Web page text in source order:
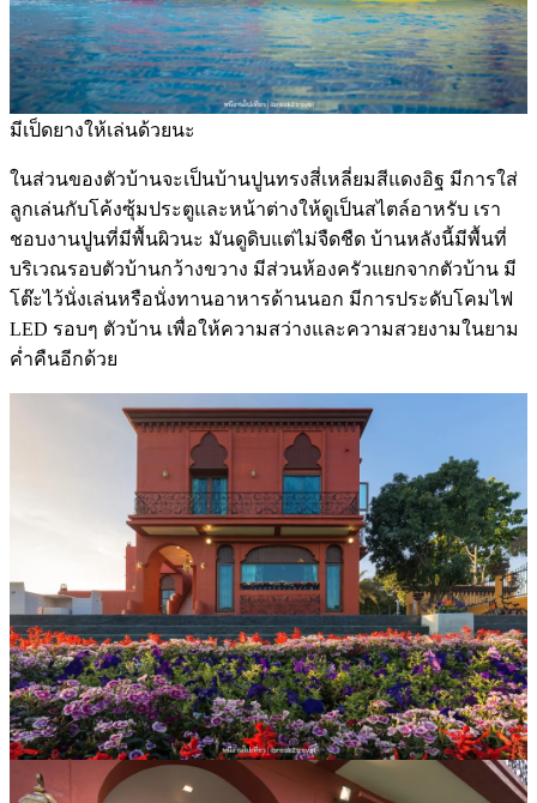
มีเป็ดยางให้เล่นด้วยนะ
ในส่วนของตัวบ้านจะเป็นบ้านปูนทรงสี่เหลี่ยมสีแดงอิฐ มีการใส่
ลูกเล่นกับโค้งซุ้มประตูและหน้าต่างให้ดูเป็นสไตล์อาหรับ เรา
ชอบงานปูนที่มีพื้นผิวนะ มันดูดิบแต่ไม่จืดชืด บ้านหลังนี้มีพื้นที่
บริเวณรอบตัวบ้านกว้างขวาง มีส่วนห้องครัวแยกจากตัวบ้าน มี
โต๊ะไว้นั่งเล่นหรือนั่งทานอาหารด้านนอก มีการประดับโคมไฟ
LED รอบๆ ตัวบ้าน เพื่อให้ความสว่างและความสวยงามในยาม
ค่ำคืนอีกด้วย